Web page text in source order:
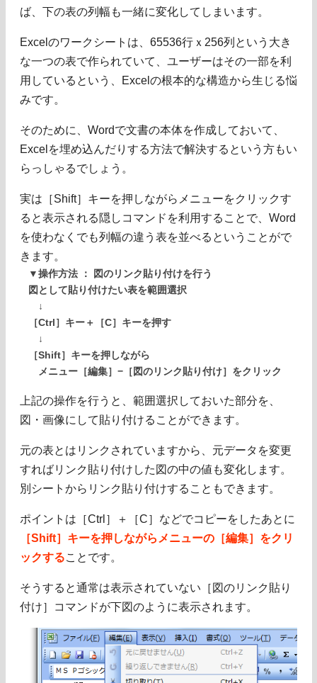
ば、下の表の列幅も一緒に変化してしまいます。
Excelのワークシートは、65536行ｘ256列という大き
な一つの表で作られていて、ユーザーはその一部を利
用しているという、Excelの根本的な構造から生じる悩
みです。
そのために、Wordで文書の本体を作成しておいて、
Excelを埋め込んだりする方法で解決するという方もい
らっしゃるでしょう。
実は［Shift］キーを押しながらメニューをクリックす
ると表示される隠しコマンドを利用することで、Word
を使わなくでも列幅の違う表を並べるということがで
きます。
▼操作方法 ： 図のリンク貼り付けを行う
図として貼り付けたい表を範囲選択
↓
［Ctrl］キー＋［C］キーを押す
↓
［Shift］キーを押しながら
メニュー［編集］−［図のリンク貼り付け］をクリック
上記の操作を行うと、範囲選択しておいた部分を、
図・画像にして貼り付けることができます。
元の表とはリンクされていますから、元データを変更
すればリンク貼り付けした図の中の値も変化します。
別シートからリンク貼り付けすることもできます。
ポイントは［Ctrl］＋［C］などでコピーをしたあとに
［Shift］キーを押しながらメニューの［編集］をクリ
ックすることです。
そうすると通常は表示されていない［図のリンク貼り
付け］コマンドが下図のように表示されます。